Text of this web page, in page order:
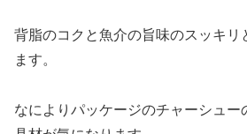
背脂のコクと魚介の旨味のスッキリ
ます。
なによりパッケージのチャーシュー